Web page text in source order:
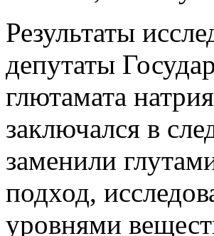
Результаты
депутаты
глютамата
заключался в
заменили
подход,
уровнями